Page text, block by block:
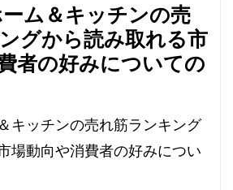
ム＆キッチンの売
グから読み取れる市
者の好みについての
キッチンの売れ筋ランキング
場動向や消費者の好みについ